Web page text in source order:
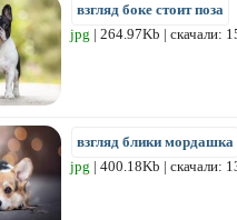
взгляд боке стоит поза
jpg | 264.97Kb | скачали:
взгляд блики мордашка
jpg | 400.18Kb | скачали: